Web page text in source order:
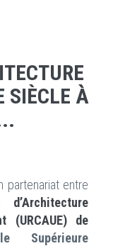
SIÈCLE À
partenariat entre
(URCAUE) de
Supérieure